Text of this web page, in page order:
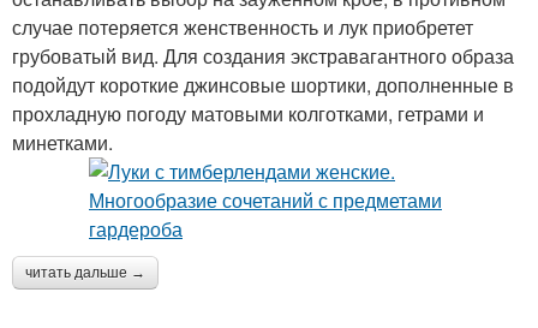
случае потеряется женственность и лук приобретет
грубоватый вид. Для создания экстравагантного образа
подойдут короткие джинсовые шортики, дополненные в
прохладную погоду матовыми колготками, гетрами и
минетками.
читать дальше →